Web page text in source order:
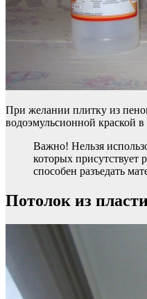
При желании плитку из
водоэмульсионной краской
Важно! Нельзя
которых присутствует
способен разъедать
Потолок из